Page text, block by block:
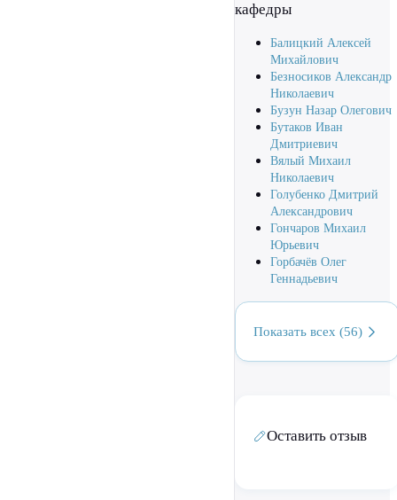
кафедры
Балицкий Алексей
Михайлович
Безносиков Александр
Николаевич
Бузун Назар Олегович
Бутаков Иван
Дмитриевич
Вялый Михаил
Николаевич
Голубенко Дмитрий
Александрович
Гончаров Михаил
Юрьевич
Горбачёв Олег
Геннадьевич
Показать всех (56)
Оставить отзыв